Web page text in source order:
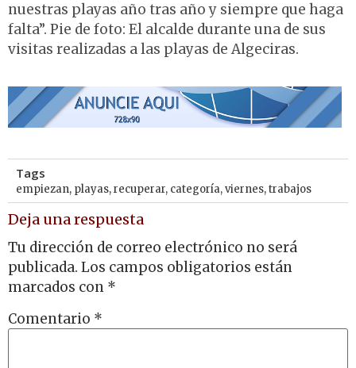
nuestras playas año tras año y siempre que haga
falta”. Pie de foto: El alcalde durante una de sus
visitas realizadas a las playas de Algeciras.
Tags
empiezan, playas,recuperar, categoría,viernes,trabajos
Deja una respuesta
Tu dirección de correo electrónico no será
publicada. Los campos obligatorios están
marcados con *
Comentario *